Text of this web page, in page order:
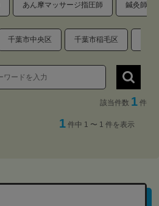
あん摩マッサージ指圧師 鍼灸師
千葉市中央区 千葉市稲毛区
該当件数 1 件
1 件中 1 〜 1 件を表示